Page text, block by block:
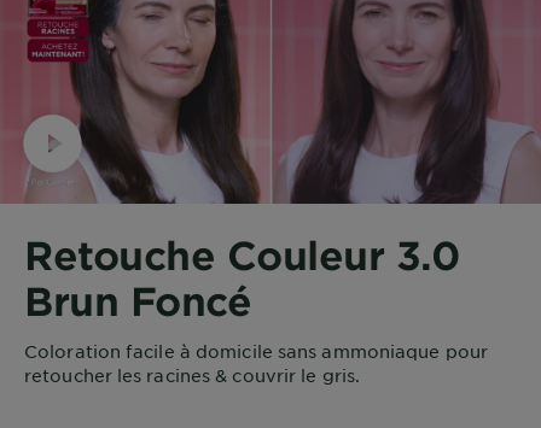
Retouche Couleur 3.0
Brun Foncé
Coloration facile à domicile sans ammoniaque pour
retoucher les racines & couvrir le gris.